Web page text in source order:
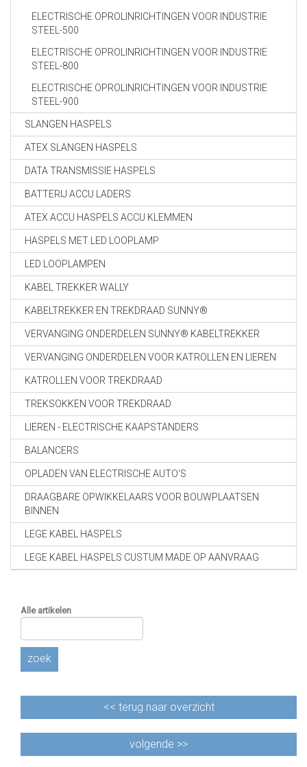
ELECTRISCHE OPROLINRICHTINGEN VOOR INDUSTRIE
STEEL-500
ELECTRISCHE OPROLINRICHTINGEN VOOR INDUSTRIE
STEEL-800
ELECTRISCHE OPROLINRICHTINGEN VOOR INDUSTRIE
STEEL-900
SLANGEN HASPELS
ATEX SLANGEN HASPELS
DATA TRANSMISSIE HASPELS
BATTERIJ ACCU LADERS
ATEX ACCU HASPELS ACCU KLEMMEN
HASPELS MET LED LOOPLAMP
LED LOOPLAMPEN
KABEL TREKKER WALLY
KABELTREKKER EN TREKDRAAD SUNNY®
VERVANGING ONDERDELEN SUNNY® KABELTREKKER
VERVANGING ONDERDELEN VOOR KATROLLEN EN LIEREN
KATROLLEN VOOR TREKDRAAD
TREKSOKKEN VOOR TREKDRAAD
LIEREN - ELECTRISCHE KAAPSTANDERS
BALANCERS
OPLADEN VAN ELECTRISCHE AUTO'S
DRAAGBARE OPWIKKELAARS VOOR BOUWPLAATSEN
BINNEN
LEGE KABEL HASPELS
LEGE KABEL HASPELS CUSTUM MADE OP AANVRAAG
Alle artikelen
zoek
<< terug naar overzicht
volgende >>